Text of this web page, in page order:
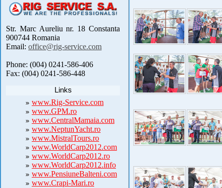
Str. Marc Aureliu nr. 18 Constanta
900744 Romania
Email: office@rig-service.com
Phone: (004) 0241-586-406
Fax: (004) 0241-586-448
Links
www.Rig-Service.com
www.GPM.ro
www.CentralMamaia.com
www.NeptunYacht.ro
www.MistralTours.ro
www.WorldCarp2012.com
www.WorldCarp2012.ro
www.WorldCarp2012.info
www.PensiuneBalteni.com
www.Crapi-Mari.ro